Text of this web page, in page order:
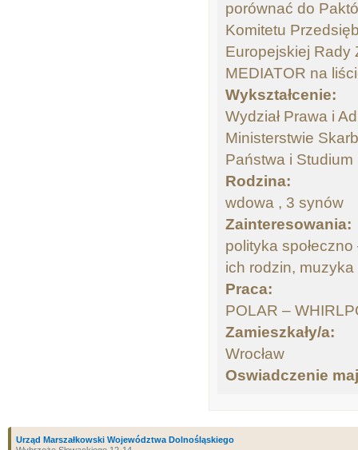
porównać do
Komitetu
Europejskiej Rady
MEDIATOR na
Wykształcenie:
Wydział Prawa i
Ministerstwie
Państwa i
Rodzina:
wdowa , 3 synów
Zainteresowania:
polityka
ich rodzin, muzyka
Praca:
POLAR –
Zamieszkały/a:
Wrocław
Oswiadczenie
Urząd Marszałkowski Województwa Dolnośląskiego